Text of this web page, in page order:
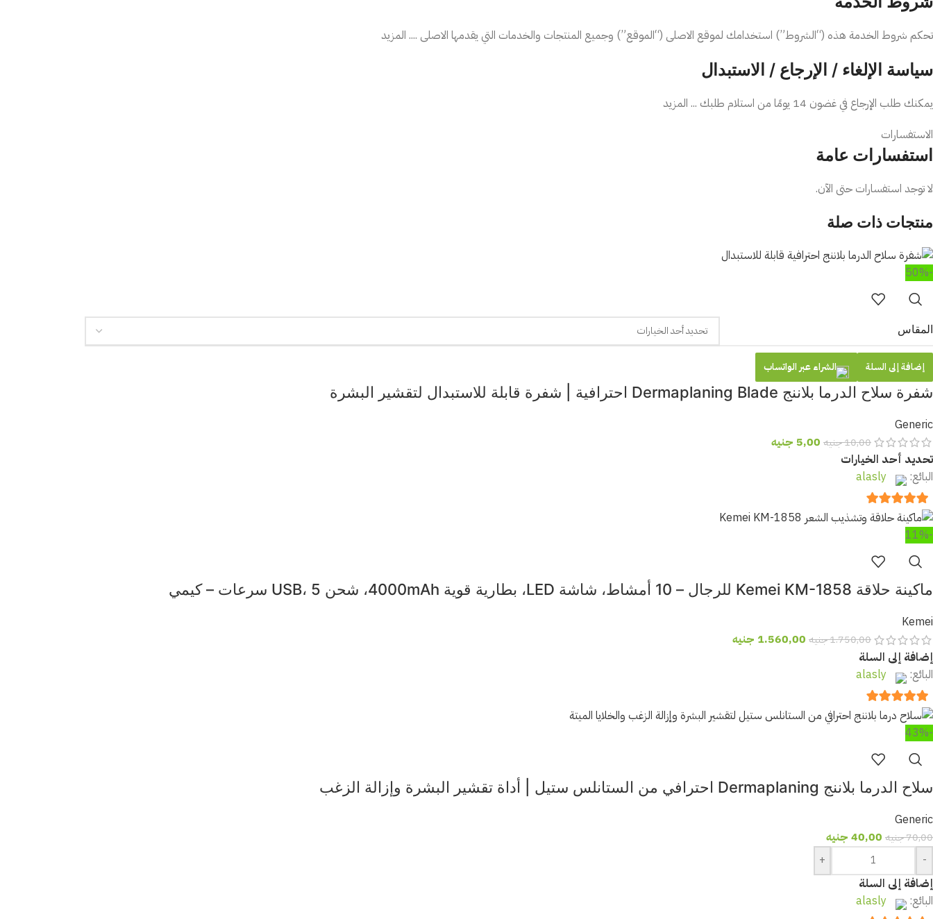
تحكم شروط الخدمة هذه (“الشروط”) استخدامك لموقع الاصلى (“الموقع”) وجميع المنتجات والخدمات التي يقدمها الاصلى .... المزيد
سياسة الإلغاء / الإرجاع / الاستبدال
يمكنك طلب الإرجاع في غضون 14 يومًا من استلام طلبك ... المزيد
الاستفسارات
استفسارات عامة
لا توجد استفسارات حتى الآن.
منتجات ذات صلة
-50%
المقاس
إضافة إلى السلة الشراء عبر الواتساب
شفرة سلاح الدرما بلاننج Dermaplaning Blade احترافية | شفرة قابلة للاستبدال لتقشير البشرة
Generic
10,00جنيه 5,00 جنيه
تحديد أحد الخيارات
البائع:
alasly
5
out of 5
-11%
ماكينة حلاقة Kemei KM-1858 للرجال – 10 أمشاط، شاشة LED، بطارية قوية 4000mAh، شحن USB، 5 سرعات – كيمي
Kemei
1.750,00جنيه 1.560,00 جنيه
إضافة إلى السلة
البائع:
alasly
5
out of 5
-43%
سلاح الدرما بلاننج Dermaplaning احترافي من الستانلس ستيل | أداة تقشير البشرة وإزالة الزغب
Generic
70,00جنيه 40,00 جنيه
-
+
إضافة إلى السلة
البائع:
alasly